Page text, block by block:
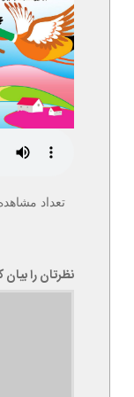
تعداد مشاهده (4294)
نظرتان را بیان